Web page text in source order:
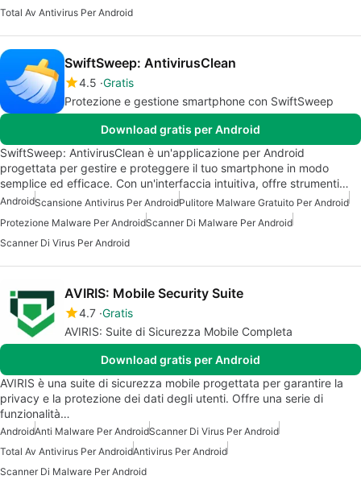
Total Av Antivirus Per Android
SwiftSweep: AntivirusClean
4.5 Gratis
Protezione e gestione smartphone con SwiftSweep
Download gratis per Android
SwiftSweep: AntivirusClean è un'applicazione per Android
progettata per gestire e proteggere il tuo smartphone in modo
semplice ed efficace. Con un'interfaccia intuitiva, offre strumenti…
AndroidScansione Antivirus Per AndroidPulitore Malware Gratuito Per Android
Protezione Malware Per AndroidScanner Di Malware Per Android
Scanner Di Virus Per Android
AVIRIS: Mobile Security Suite
4.7 Gratis
AVIRIS: Suite di Sicurezza Mobile Completa
Download gratis per Android
AVIRIS è una suite di sicurezza mobile progettata per garantire la
privacy e la protezione dei dati degli utenti. Offre una serie di
funzionalità…
AndroidAnti Malware Per AndroidScanner Di Virus Per Android
Total Av Antivirus Per AndroidAntivirus Per Android
Scanner Di Malware Per Android